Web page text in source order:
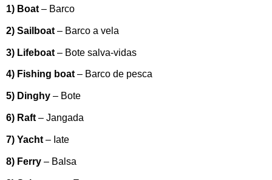
1) Boat – Barco
2) Sailboat – Barco a vela
3) Lifeboat – Bote salva-vidas
4) Fishing boat– Barco de pesca
5) Dinghy – Bote
6) Raft – Jangada
7) Yacht – Iate
8) Ferry – Balsa